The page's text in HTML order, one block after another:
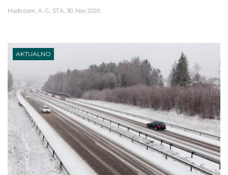
Hudo.com A. G., STA 30. Nov 2020
AKTUALNO